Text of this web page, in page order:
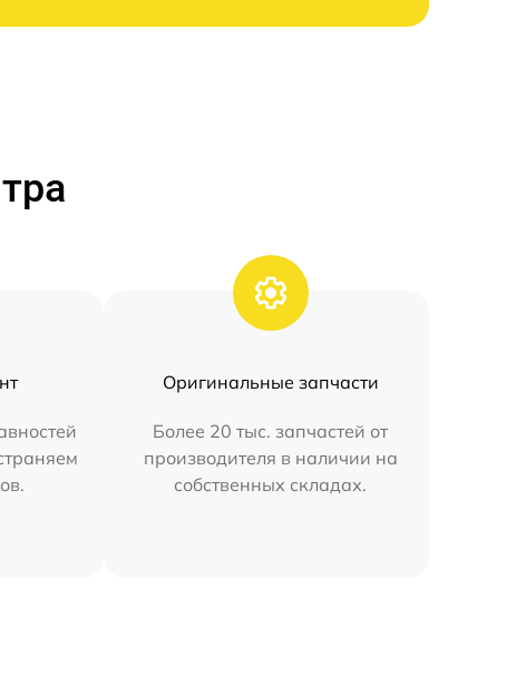
Оригинальные запчасти
Более 20 тыс. запчастей от
производителя в наличии на
собственных складах.